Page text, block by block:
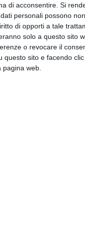
di acconsentire. Si
personali possono
di opporti a tale
solo a questo sito
o revocare il
questo sito e facendo
pagina web.
un
l’invio di